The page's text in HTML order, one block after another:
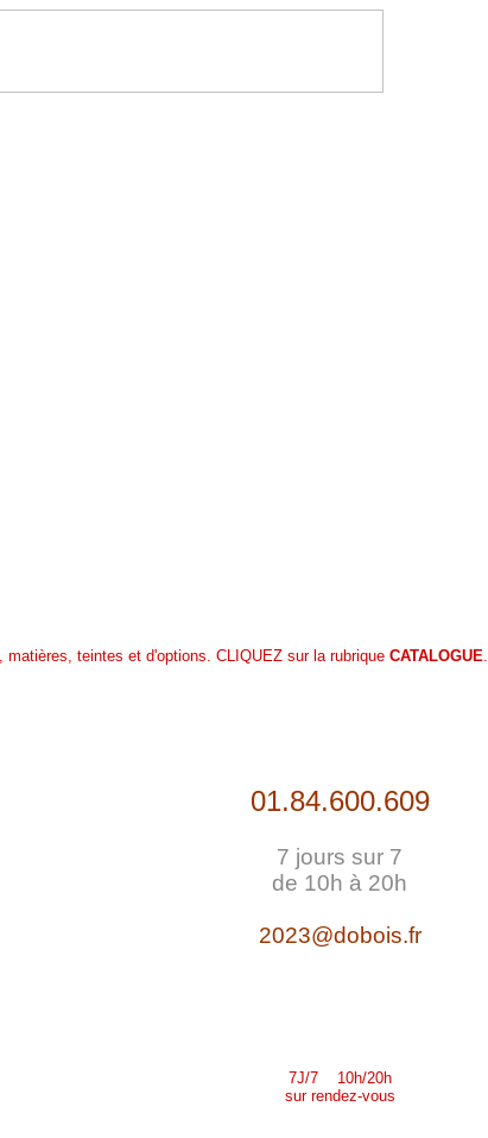
matières, teintes et d'options. CLIQUEZ sur la rubrique CATALOGUE.
01.84.600.609
7 jours sur 7
de 10h à 20h
2023@dobois.fr
7J/7 10h/20h
sur rendez-vous